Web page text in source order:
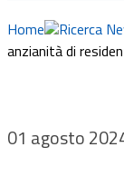
Eventi
Progetti
Home Ricerca
anzianità di
01 agosto